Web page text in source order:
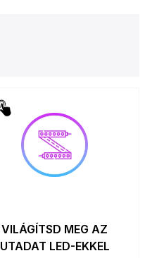
VILÁGÍTSD MEG AZ
UTADAT LED-EKKEL